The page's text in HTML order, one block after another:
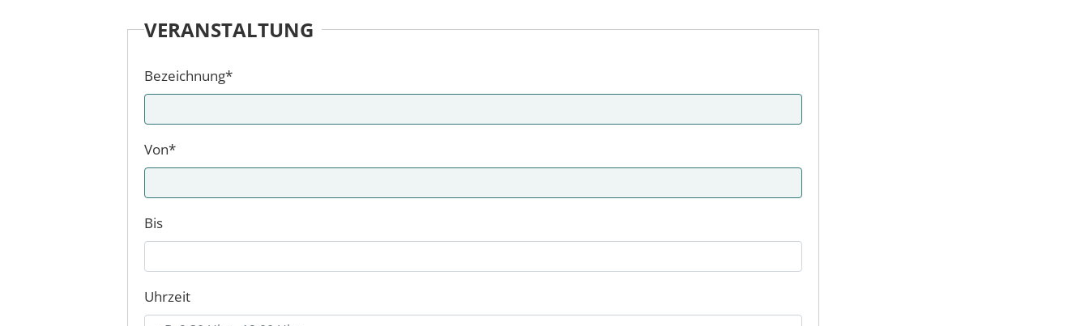
VERANSTALTUNG
Bezeichnung*
Von*
Bis
Uhrzeit